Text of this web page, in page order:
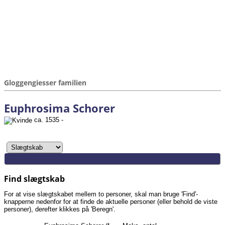
Gloggengiesser familien
Euphrosima Schorer
ca. 1535 -
Find slægtskab
For at vise slægtskabet mellem to personer, skal man bruge 'Find'-
knapperne nedenfor for at finde de aktuelle personer (eller behold de viste
personer), derefter klikkes på 'Beregn'.